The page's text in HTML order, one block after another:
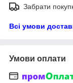
Забрати
Всі умови
Умови оплати